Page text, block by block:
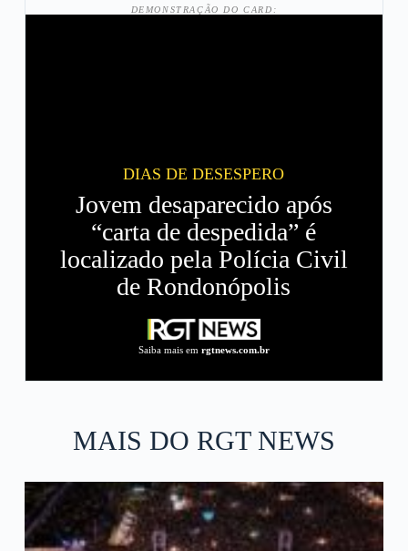
DEMONSTRAÇÃO DO CARD:
DIAS DE DESESPERO
Jovem desaparecido após
“carta de despedida” é
localizado pela Polícia Civil
de Rondonópolis
Saiba mais em rgtnews.com.br
MAIS DO RGT NEWS